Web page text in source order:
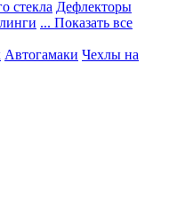
стекла Дефлекторы
... Показать все
Автогамаки Чехлы на